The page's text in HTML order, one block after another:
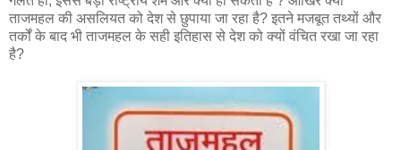
ताजमहल की असलियत को देश से छुपाया जा रहा है? इतने मजबूत तथ्यों और
तर्कों के बाद भी ताजमहल के सही इतिहास से देश को क्यों वंचित रखा जा रहा
है?